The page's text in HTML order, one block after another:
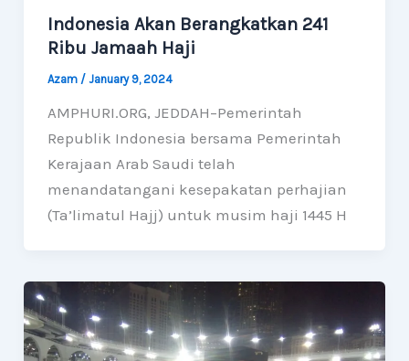
Indonesia Akan Berangkatkan 241
Ribu Jamaah Haji
Azam / January 9, 2024
AMPHURI.ORG, JEDDAH–Pemerintah
Republik Indonesia bersama Pemerintah
Kerajaan Arab Saudi telah
menandatangani kesepakatan perhajian
(Ta’limatul Hajj) untuk musim haji 1445 H